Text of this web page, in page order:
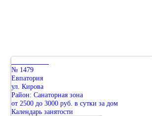
№ 1479
Евпатория
ул. Кирова
Район: Санаторная зона
от 2500 до 3000 руб. в сутки за дом
Календарь занятости